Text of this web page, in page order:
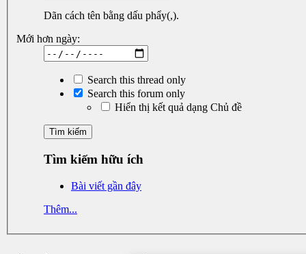
Dãn cách tên bằng dấu phẩy(,).
Mới hơn ngày:
Search this thread only
Search this forum only
Hiển thị kết quả dạng Chủ đề
Tìm kiếm hữu ích
Bài viết gần đây
Thêm...